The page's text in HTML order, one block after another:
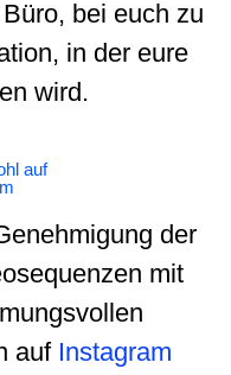
bei euch zu
in der eure
wird.
der
mit
auf Instagram